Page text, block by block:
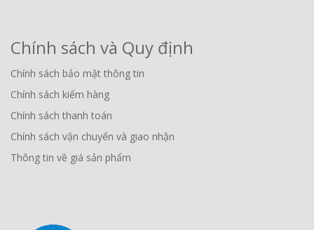
Chính sách và Quy định
Chính sách bảo mật thông tin
Chính sách kiểm hàng
Chính sách thanh toán
Chính sách vận chuyển và giao nhận
Thông tin về giá sản phẩm